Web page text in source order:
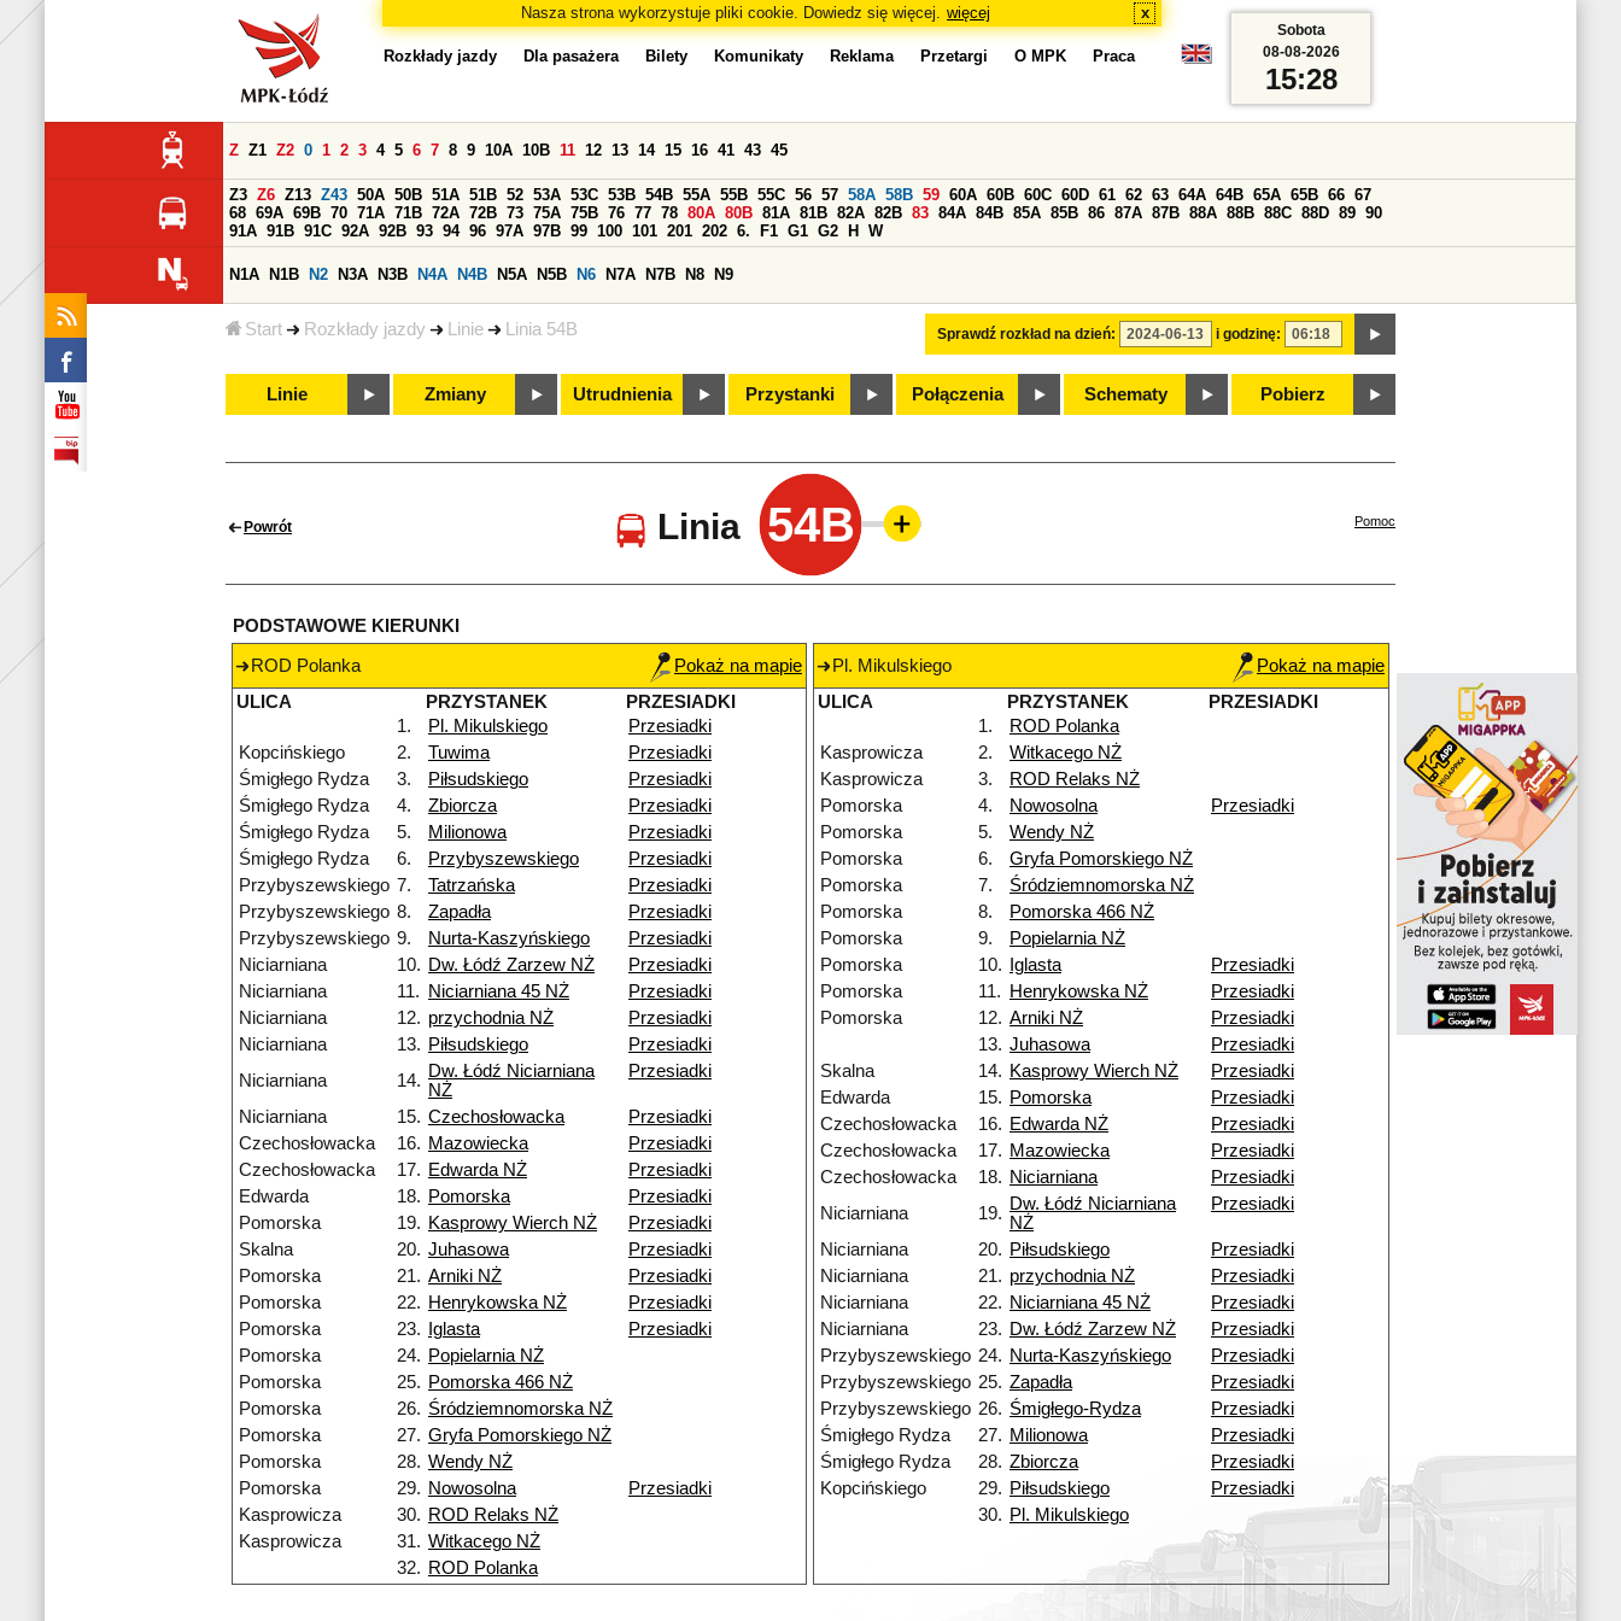
Nasza strona wykorzystuje pliki cookie. Dowiedz się więcej. więcej x
Start Rozkłady jazdy Linie Linia 54B
Rozkłady jazdy Dla pasażera Bilety Komunikaty Reklama Przetargi O MPK Praca
Sprawdź rozkład na dzień: i godzinę:
Z Z1 Z2 0 1 2 3 4 5 6 7 8 9 10A 10B 11 12 13 14 15 16 41 43 45
Z3 Z6 Z13 Z43 50A 50B 51A 51B 52 53A 53C 53B 54B 55A 55B 55C 56 57 58A 58B 59 60A 60B 60C 60D 61 62 63 64A 64B 65A 65B 66 67
68 69A 69B 70 71A 71B 72A 72B 73 75A 75B 76 77 78 80A 80B 81A 81B 82A 82B 83 84A 84B 85A 85B 86 87A 87B 88A 88B 88C 88D 89 90
91A 91B 91C 92A 92B 93 94 96 97A 97B 99 100 101 201 202 6. F1 G1 G2 H W
N1A N1B N2 N3A N3B N4A N4B N5A N5B N6 N7A N7B N8 N9
Linie Zmiany Utrudnienia Przystanki Połączenia Schematy Pobierz
Sobota
08-08-2026
15:28
Powrót Linia 54B Pomoc
PODSTAWOWE KIERUNKI
ROD Polanka
Pokaż na mapie
ULICA
PRZYSTANEK
PRZESIADKI
1.
Pl. Mikulskiego
Przesiadki
Kopcińskiego
2. Tuwima
Przesiadki
Śmigłego Rydza
3. Piłsudskiego
Przesiadki
Śmigłego Rydza
4. Zbiorcza
Przesiadki
Śmigłego Rydza
5. Milionowa
Przesiadki
Śmigłego Rydza
6. Przybyszewskiego
Przesiadki
Przybyszewskiego 7. Tatrzańska
Przesiadki
Przybyszewskiego 8. Zapadła
Przesiadki
Przybyszewskiego 9. Nurta-Kaszyńskiego
Przesiadki
Niciarniana
10. Dw. Łódź Zarzew NŻ
Przesiadki
Niciarniana
11. Niciarniana 45 NŻ
Przesiadki
Niciarniana
12. przychodnia NŻ
Przesiadki
Niciarniana
13. Piłsudskiego
Przesiadki
Niciarniana
14. Dw. Łódź Niciarniana
NŻ
Przesiadki
Niciarniana 15. Czechosłowacka
Przesiadki
Czechosłowacka
16. Mazowiecka
Przesiadki
Czechosłowacka
17. Edwarda NŻ
Przesiadki
Edwarda
18. Pomorska
Przesiadki
Pomorska
19. Kasprowy Wierch NŻ
Przesiadki
Skalna
20. Juhasowa
Przesiadki
Pomorska
21. Arniki NŻ
Przesiadki
Pomorska
22. Henrykowska NŻ
Przesiadki
Pomorska
23. Iglasta
Przesiadki
Pomorska
24. Popielarnia NŻ
Pomorska
25. Pomorska 466 NŻ
Pomorska
26. Śródziemnomorska NŻ
Pomorska
27. Gryfa Pomorskiego NŻ
Pomorska
28. Wendy NŻ
Pomorska
29. Nowosolna
Przesiadki
Kasprowicza
30. ROD Relaks NŻ
Kasprowicza
31. Witkacego NŻ
32. ROD Polanka
Pl. Mikulskiego
Pokaż na mapie
ULICA
PRZYSTANEK
PRZESIADKI
1.
ROD Polanka
Kasprowicza
2.
Witkacego NŻ
Kasprowicza
3.
ROD Relaks NŻ
Pomorska
4. Nowosolna
Przesiadki
Pomorska
5.
Wendy NŻ
Pomorska
6.
Gryfa Pomorskiego NŻ
Pomorska
7.
Śródziemnomorska NŻ
Pomorska
8.
Pomorska 466 NŻ
Pomorska
9.
Popielarnia NŻ
Pomorska
10. Iglasta
Przesiadki
Pomorska
11. Henrykowska NŻ
Przesiadki
Pomorska
12. Arniki NŻ
Przesiadki
13. Juhasowa
Przesiadki
Skalna
14. Kasprowy Wierch NŻ
Przesiadki
Edwarda
15. Pomorska
Przesiadki
Czechosłowacka
16. Edwarda NŻ
Przesiadki
Czechosłowacka
17. Mazowiecka
Przesiadki
Czechosłowacka
18. Niciarniana
Przesiadki
Niciarniana
19. Dw. Łódź Niciarniana
NŻ
Przesiadki
Niciarniana 20. Piłsudskiego
Przesiadki
Niciarniana
21. przychodnia NŻ
Przesiadki
Niciarniana
22. Niciarniana 45 NŻ
Przesiadki
Niciarniana
23. Dw. Łódź Zarzew NŻ
Przesiadki
Przybyszewskiego 24. Nurta-Kaszyńskiego
Przesiadki
Przybyszewskiego 25. Zapadła
Przesiadki
Przybyszewskiego 26. Śmigłego-Rydza
Przesiadki
Śmigłego Rydza
27. Milionowa
Przesiadki
Śmigłego Rydza
28. Zbiorcza
Przesiadki
Kopcińskiego
29. Piłsudskiego
Przesiadki
30. Pl. Mikulskiego